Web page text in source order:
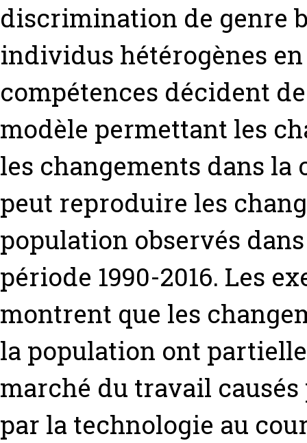
discrimination de genre
individus hétérogènes
compétences décident
modèle permettant les
les changements dans
peut reproduire les
population observés
période 1990-2016. Les
montrent que les
la population ont
marché du travail
par la technologie au